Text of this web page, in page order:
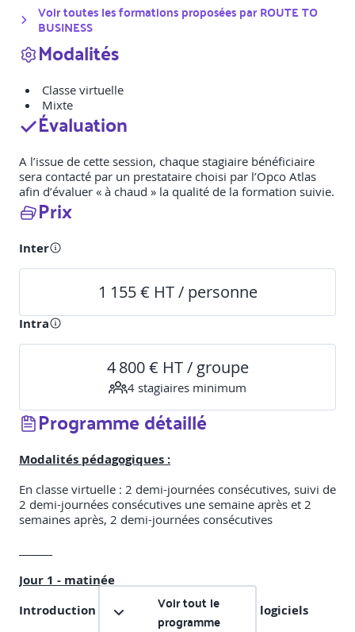
Voir toutes les formations proposées parROUTE TO
BUSINESS
Modalités
Classe virtuelle
Mixte
Évaluation
A l’issue de cette session, chaque stagiaire bénéficiaire
sera contacté par un prestataire choisi par l’Opco Atlas
afin d’évaluer « à chaud » la qualité de la formation suivie.
Prix
Inter
1 155 € HT / personne
Intra
4 800 € HT / groupe
4 stagiaires minimum
Programme détaillé
Modalités pédagogiques :
En classe virtuelle : 2 demi-journées consécutives, suivi de
2 demi-journées consécutives une semaine après et 2
semaines après, 2 demi-journées consécutives
Jour 1 - matinée
Introduction : Le secteur de l’édition de logiciels
Voir tout le
programme